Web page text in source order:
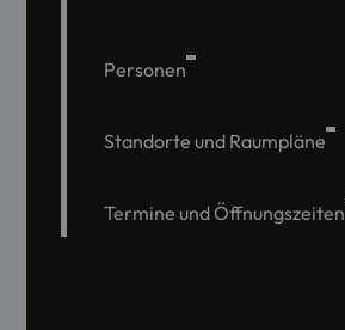
Personen
Standorte und Raumpläne
Termine und Öffnungszeiten